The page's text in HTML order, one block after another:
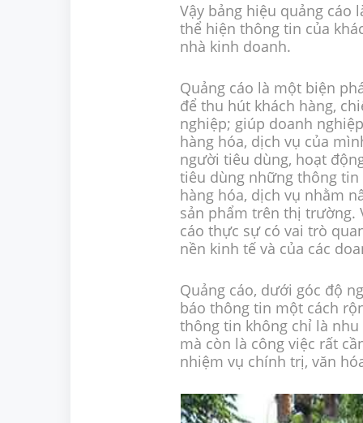
Vậy bảng hiệu quảng cáo
thể hiện thông tin của
nhà kinh doanh.
Quảng cáo là một biện
để thu hút khách hàng,
nghiệp; giúp doanh
hàng hóa, dịch vụ của
người tiêu dùng, hoạt
tiêu dùng những thông
hàng hóa, dịch vụ nhằm
sản phẩm trên thị trường.
cáo thực sự có vai trò
nền kinh tế và của các
Quảng cáo, dưới góc độ
báo thông tin một cách
thông tin không chỉ là
mà còn là công việc rất
nhiệm vụ chính trị, văn